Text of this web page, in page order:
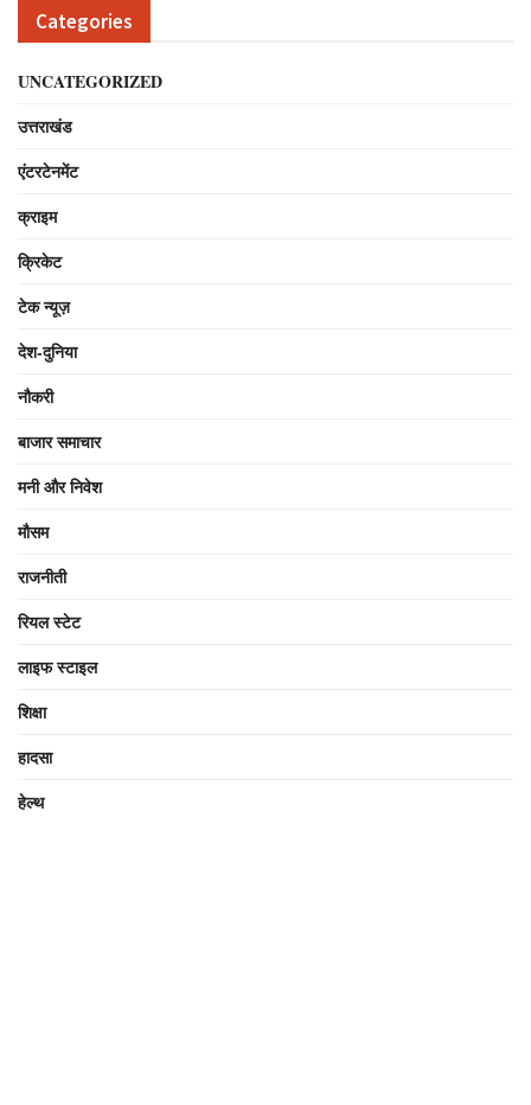
Categories
UNCATEGORIZED
उत्तराखंड
एंटरटेनमेंट
क्राइम
क्रिकेट
टेक न्यूज़
देश-दुनिया
नौकरी
बाजार समाचार
मनी और निवेश
मौसम
राजनीती
रियल स्टेट
लाइफ स्टाइल
शिक्षा
हादसा
हेल्थ